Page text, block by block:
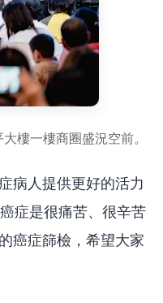
樓一樓商圈盛況空前。
病人提供更好的活力
症是很痛苦、很辛苦
癌症篩檢，希望大家